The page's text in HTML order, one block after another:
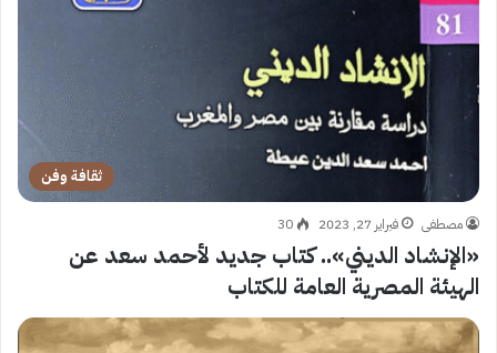
ثقافة وفن
مصطفى فبراير 27, 2023 30
«الإنشاد الديني».. كتاب جديد لأحمد سعد عن
الهيئة المصرية العامة للكتاب